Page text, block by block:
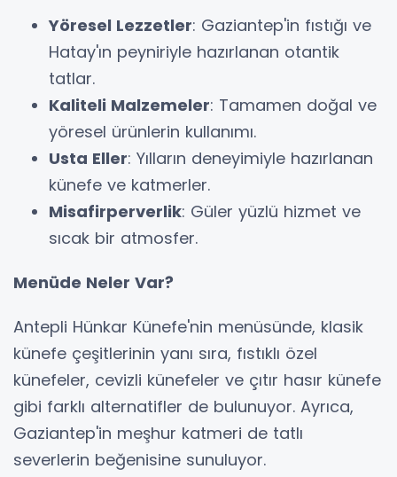
Yöresel Lezzetler: Gaziantep'in fıstığı ve
Hatay'ın peyniriyle hazırlanan otantik
tatlar.
Kaliteli Malzemeler: Tamamen doğal ve
yöresel ürünlerin kullanımı.
Usta Eller: Yılların deneyimiyle hazırlanan
künefe ve katmerler.
Misafirperverlik: Güler yüzlü hizmet ve
sıcak bir atmosfer.
Menüde Neler Var?
Antepli Hünkar Künefe'nin menüsünde, klasik
künefe çeşitlerinin yanı sıra, fıstıklı özel
künefeler, cevizli künefeler ve çıtır hasır künefe
gibi farklı alternatifler de bulunuyor. Ayrıca,
Gaziantep'in meşhur katmeri de tatlı
severlerin beğenisine sunuluyor.